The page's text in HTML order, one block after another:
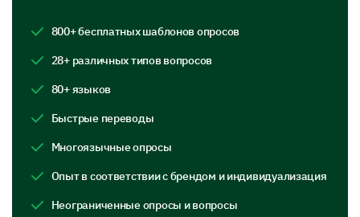
Overall Satisfaction
A Closer Look at the Functionality and
Features of the Product Concept
We want our product to serve your needs effectively.
Please share any aspects of the product that
800+ бесплатных шаблонов опросов
28+ различных типов вопросов
80+ языков
Быстрые переводы
Многоязычные опросы
Опыт в соответствии с брендом и индивидуализация
Неограниченные опросы и вопросы